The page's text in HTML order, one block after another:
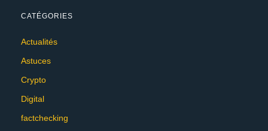
CATÉGORIES
Actualités
Astuces
Crypto
Digital
factchecking